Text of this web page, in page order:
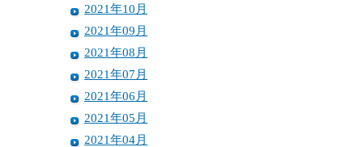
2021年10月
2021年09月
2021年08月
2021年07月
2021年06月
2021年05月
2021年04月